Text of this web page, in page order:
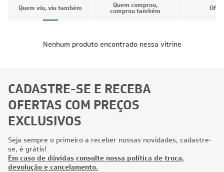
Quem viu, viu também Quem comprou,
comprou também
Nenhum produto encontrado nessa vitrine
CADASTRE-SE E RECEBA
OFERTAS COM PREÇOS
EXCLUSIVOS
Seja sempre o primeiro a receber nossas novidades, cadastre-
se, é grátis!
Em caso de dúvidas consulte nossa política de troca,
devolução e cancelamento.